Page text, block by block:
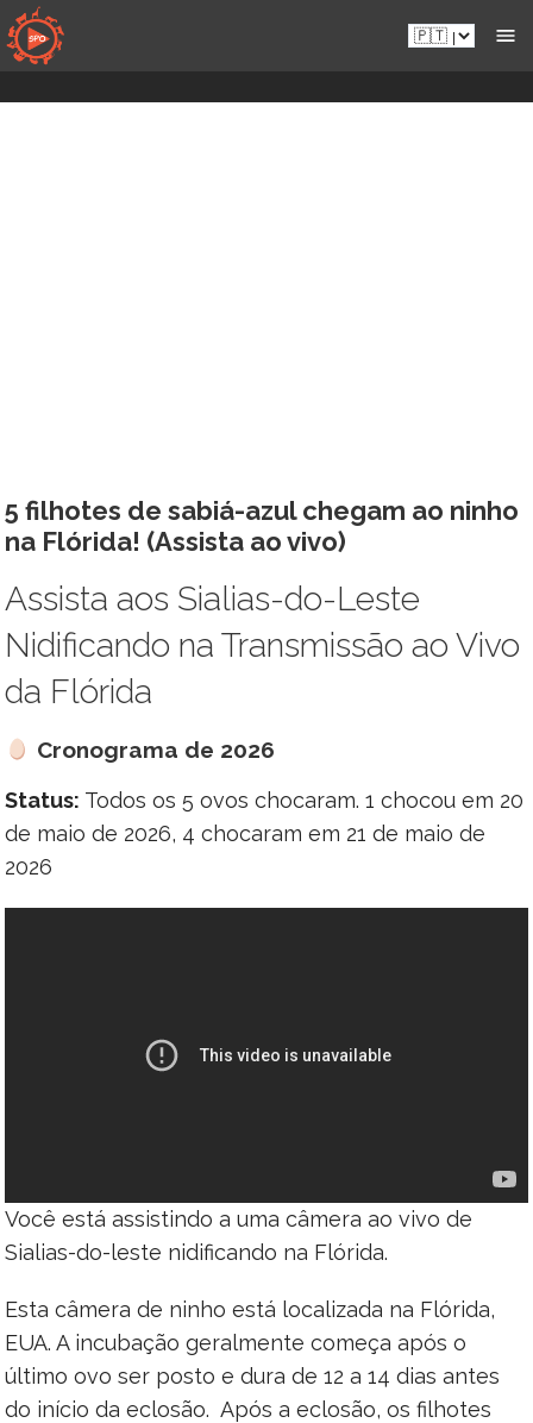
Aceder
diretamente
ao
conteúdo
Pt.sportsmansparadiseonline.com
5 filhotes de sabiá-azul chegam ao ninho
na Flórida! (Assista ao vivo)
Assista aos Sialias-do-Leste
Nidificando na Transmissão ao Vivo
da Flórida
Cronograma de 2026
Status: Todos os 5 ovos chocaram. 1 chocou em 20
de maio de 2026, 4 chocaram em 21 de maio de
2026
Você está assistindo a uma câmera ao vivo de
Sialias-do-leste nidificando na Flórida.
Esta câmera de ninho está localizada na Flórida,
EUA. A incubação geralmente começa após o
último ovo ser posto e dura de 12 a 14 dias antes
do início da eclosão. Após a eclosão, os filhotes